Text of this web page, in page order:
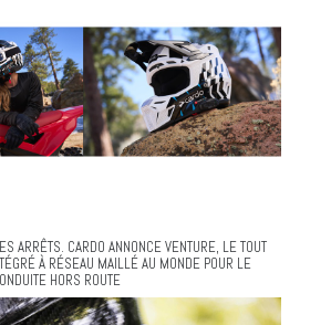
ARRÊTS. CARDO ANNONCE VENTURE, LE TOUT
À RÉSEAU MAILLÉ AU MONDE POUR LE
HORS ROUTE